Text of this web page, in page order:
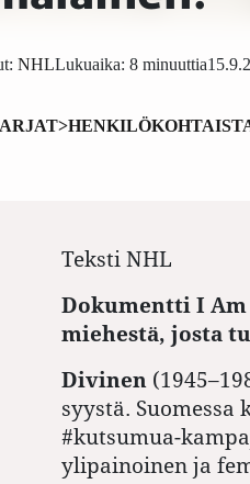
NHLLukuaika: 8 minuuttia
Teksti NHL
Dokumentti I
miehestä, josta
Divinen
syystä.
#kutsumua-
ylipainoinen ja